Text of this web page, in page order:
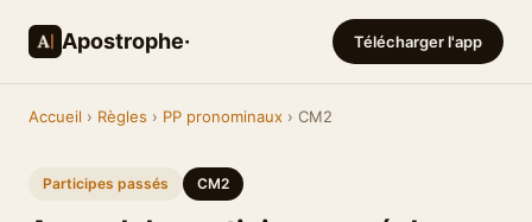
Apostrophe· Télécharger l'app
Accueil › Règles › PP pronominaux › CM2
Participes passés CM2